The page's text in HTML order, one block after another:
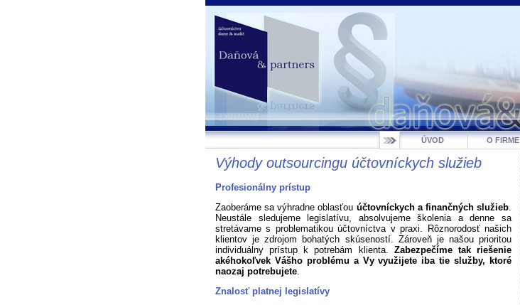
ÚVOD O FIRME
Výhody outsourcingu účtovníckych služieb
Profesionálny prístup
Zaoberáme sa výhradne oblasťou účtovníckych a finančných služieb.
Neustále sledujeme legislatívu, absolvujeme školenia a denne sa
stretávame s problematikou účtovníctva v praxi. Rôznorodosť našich
klientov je zdrojom bohatých skúseností. Zároveň je našou prioritou
individuálny prístup k potrebám klienta. Zabezpečíme tak riešenie
akéhokoľvek Vášho problému a Vy využijete iba tie služby, ktoré
naozaj potrebujete.
Znalosť platnej legislatívy